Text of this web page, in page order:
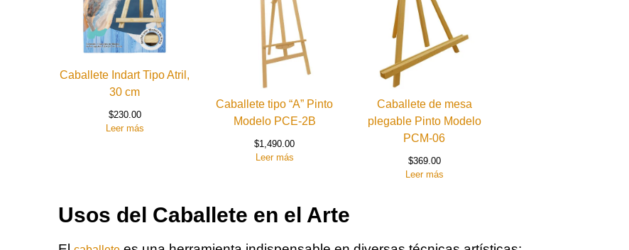
Caballete Indart Tipo Atril,
30 cm
$230.00
Leer más
Caballete tipo “A” Pinto
Modelo PCE-2B
$1,490.00
Leer más
Caballete de mesa
plegable Pinto Modelo
PCM-06
$369.00
Leer más
Usos del Caballete en el Arte